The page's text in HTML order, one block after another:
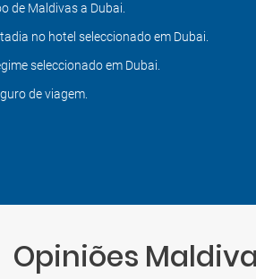
de Maldivas a Dubai.
no hotel seleccionado em Dubai.
seleccionado em Dubai.
de viagem.
Opiniões